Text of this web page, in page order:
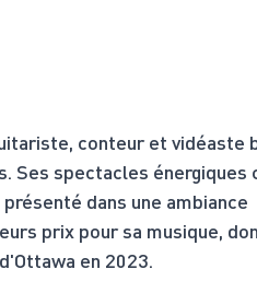
conteur et vidéaste
Ses spectacles énergiques
dans une ambiance
prix pour sa musique,
en 2023.